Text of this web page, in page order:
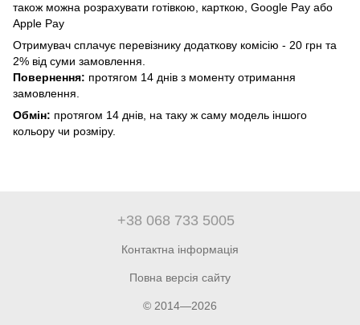
також можна розрахувати готівкою, карткою, Google Pay або
Apple Pay
Отримувач сплачує перевізнику додаткову комісію - 20 грн та
2% від суми замовлення.
Повернення: протягом 14 днів з моменту отримання
замовлення.
Обмін: протягом 14 днів, на таку ж саму модель іншого
кольору чи розміру.
+38 068 733 5005
Контактна інформація
Повна версія сайту
© 2014—2026